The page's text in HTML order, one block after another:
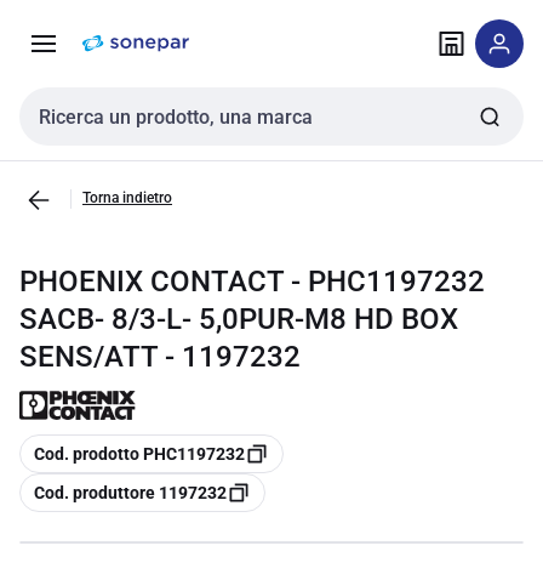
navigazione alla
Cerca input
Torna indietro
PHOENIX CONTACT - PHC1197232
SACB- 8/3-L- 5,0PUR-M8 HD BOX
SENS/ATT - 1197232
copia
Cod. prodotto PHC1197232
copia
Cod. produttore 1197232